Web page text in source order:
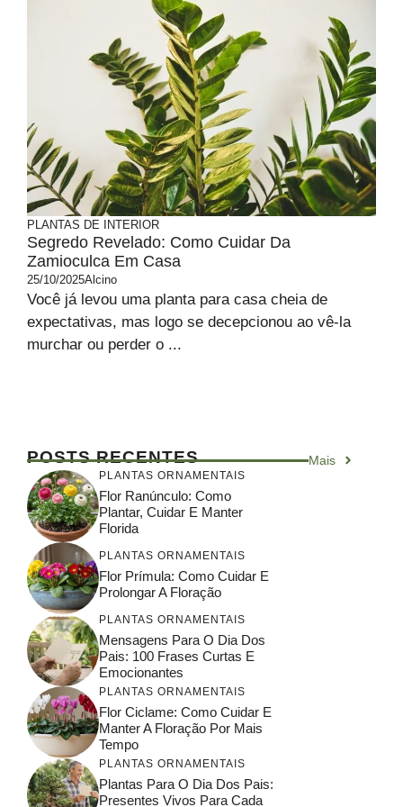
PLANTAS DE INTERIOR
Segredo Revelado: Como Cuidar Da
Zamioculca Em Casa
25/10/2025Alcino
Você já levou uma planta para casa cheia de
expectativas, mas logo se decepcionou ao vê-la
murchar ou perder o ...
POSTS RECENTES Mais
PLANTAS ORNAMENTAIS
Flor Ranúnculo: Como
Plantar, Cuidar E Manter
Florida
PLANTAS ORNAMENTAIS
Flor Prímula: Como Cuidar E
Prolongar A Floração
PLANTAS ORNAMENTAIS
Mensagens Para O Dia Dos
Pais: 100 Frases Curtas E
Emocionantes
PLANTAS ORNAMENTAIS
Flor Ciclame: Como Cuidar E
Manter A Floração Por Mais
Tempo
PLANTAS ORNAMENTAIS
Plantas Para O Dia Dos Pais:
Presentes Vivos Para Cada